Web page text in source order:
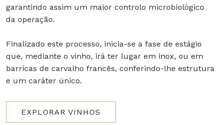
garantindo assim um maior controlo microbiológico
da operação.
Finalizado este processo, inicia-se a fase de estágio
que, mediante o vinho, irá ter lugar em inox, ou em
barricas de carvalho francês, conferindo-lhe estrutura
e um caráter único.
EXPLORAR VINHOS